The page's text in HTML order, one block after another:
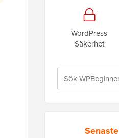
WordPress
Säkerhet
Senaste